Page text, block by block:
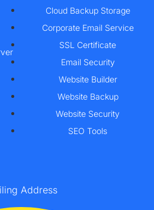
Cloud Backup Storage
Corporate Email Service
SSL Certificate
Email Security
Website Builder
Website Backup
Website Security
SEO Tools
Address